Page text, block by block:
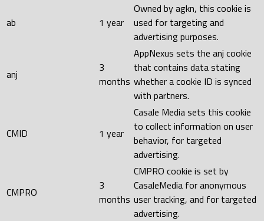
ab 1 year
Owned by agkn, this cookie is
used for targeting and
advertising purposes.
anj
3
months
AppNexus sets the anj cookie
that contains data stating
whether a cookie ID is synced
with partners.
CMID 1 year
Casale Media sets this cookie
to collect information on user
behavior, for targeted
advertising.
CMPRO
3
months
CMPRO cookie is set by
CasaleMedia for anonymous
user tracking, and for targeted
advertising.